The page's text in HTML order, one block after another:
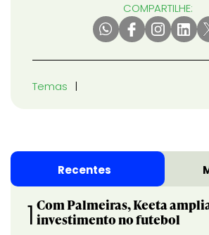
COMPARTILHE:
Temas
Recentes
1 Com Palmeiras, Keeta
investimento no futebol